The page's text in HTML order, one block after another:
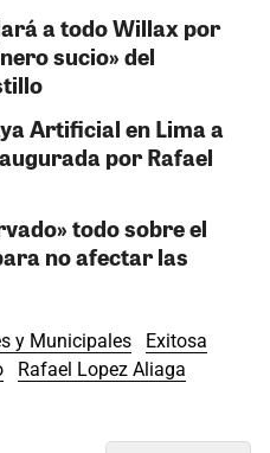
a todo Willax por
sucio» del
Artificial en Lima a
por Rafael
todo sobre el
no afectar las
y Municipales
Exitosa
Rafael Lopez Aliaga